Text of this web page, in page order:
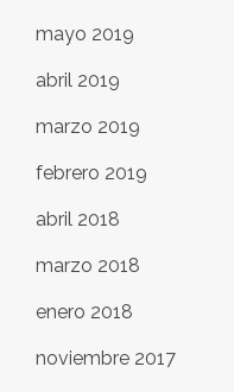
mayo 2019
abril 2019
marzo 2019
febrero 2019
abril 2018
marzo 2018
enero 2018
noviembre 2017